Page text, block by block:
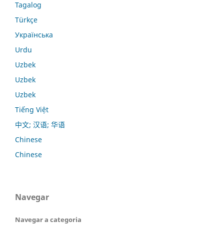
Tagalog
Türkçe
Українська
Urdu
Uzbek
Uzbek
Uzbek
Tiếng Việt
中文; 汉语; 华语
Chinese
Chinese
Navegar
Navegar a categoria